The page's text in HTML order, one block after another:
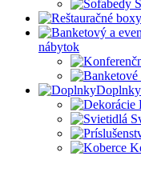
nábytok
Doplnky